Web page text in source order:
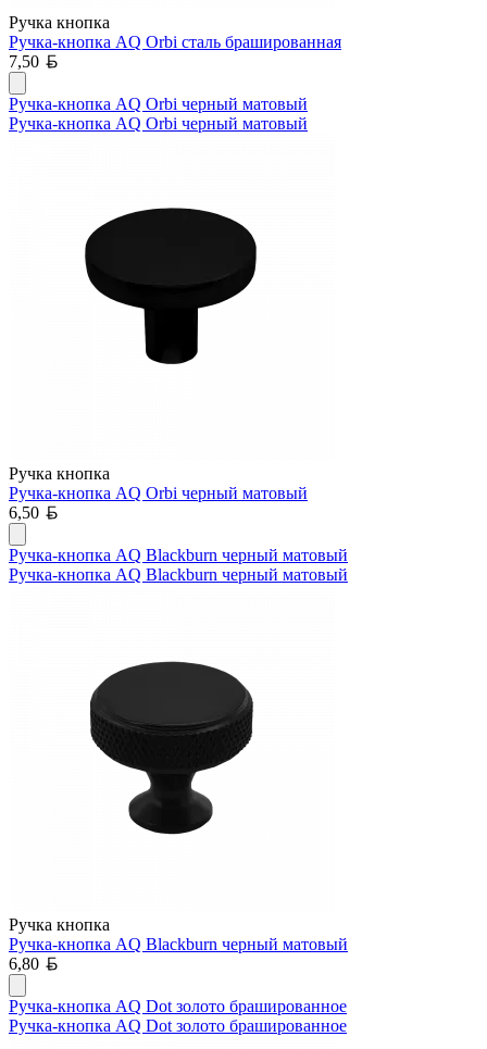
Ручка кнопка
Ручка-кнопка AQ Orbi сталь брашированная
7,50
Ручка-кнопка AQ Orbi черный матовый
Ручка-кнопка AQ Orbi черный матовый
Ручка кнопка
Ручка-кнопка AQ Orbi черный матовый
6,50
Ручка-кнопка AQ Blackburn черный матовый
Ручка-кнопка AQ Blackburn черный матовый
Ручка кнопка
Ручка-кнопка AQ Blackburn черный матовый
6,80
Ручка-кнопка AQ Dot золото брашированное
Ручка-кнопка AQ Dot золото брашированное